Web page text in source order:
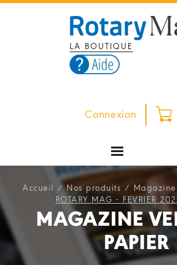
LA BOUTIQUE
Connexion
MAGAZINE
PAPIER
Accueil /Nos produits /
ROTARY MAG - FEVRIER